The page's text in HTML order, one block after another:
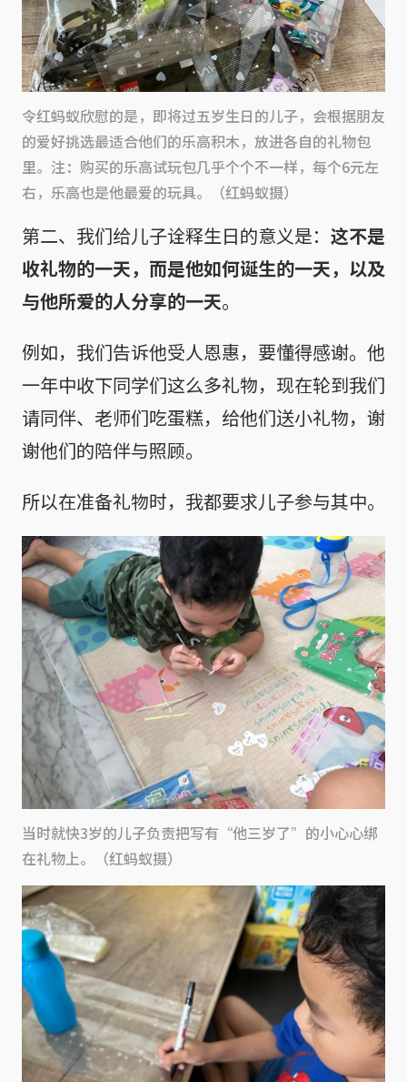
令红蚂蚁欣慰的是，即将过五岁生日的儿子，会根据朋友
的爱好挑选最适合他们的乐高积木，放进各自的礼物包
里。注：购买的乐高试玩包几乎个个不一样，每个6元左
右，乐高也是他最爱的玩具。（红蚂蚁摄）
第二、我们给儿子诠释生日的意义是： 这不是
收礼物的一天，而是他如何诞生的一天，以及
与他所爱的人分享的一天。
例如，我们告诉他受人恩惠，要懂得感谢。他
一年中收下同学们这么多礼物，现在轮到我们
请同伴、老师们吃蛋糕，给他们送小礼物，谢
谢他们的陪伴与照顾。
所以在准备礼物时，我都要求儿子参与其中。
当时就快3岁的儿子负责把写有“他三岁了”的小心心绑
在礼物上。（红蚂蚁摄）